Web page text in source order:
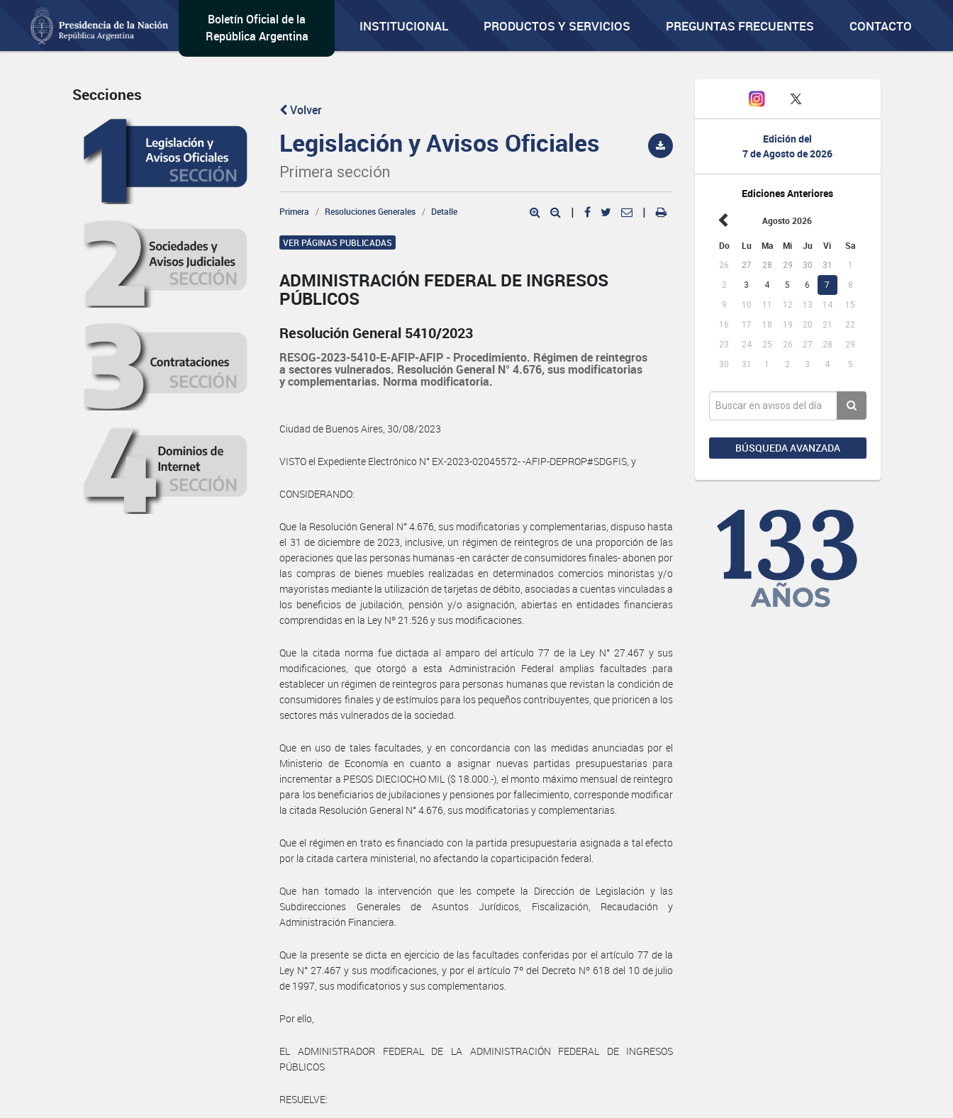
Boletín Oficial de la
República Argentina
INSTITUCIONAL PRODUCTOS Y SERVICIOS PREGUNTAS FRECUENTES CONTACTO
Edición del
7 de Agosto de 2026
Ediciones Anteriores
Agosto 2026
Do Lu Ma Mi Ju Vi Sa
26 27 28 29 30 31
1
2
3 4 5 6 7
8
9
10 11 12 13 14
15
16
17 18 19 20 21
22
23
24 25 26 27 28
29
30
31 1 2 3 4 5
BÚSQUEDA AVANZADA
Secciones
Volver
Legislación y Avisos Oficiales
Primera sección
Primera Resoluciones Generales Detalle | |
VER PÁGINAS PUBLICADAS
ADMINISTRACIÓN FEDERAL DE INGRESOS
PÚBLICOS
Resolución General 5410/2023
RESOG-2023-5410-E-AFIP-AFIP - Procedimiento. Régimen de reintegros
a sectores vulnerados. Resolución General N° 4.676, sus modificatorias
y complementarias. Norma modificatoria.
Ciudad de Buenos Aires, 30/08/2023
VISTO el Expediente Electrónico N° EX-2023-02045572- -AFIP-DEPROP#SDGFIS, y
CONSIDERANDO:
Que la Resolución General N° 4.676, sus modificatorias y complementarias, dispuso hasta
el 31 de diciembre de 2023, inclusive, un régimen de reintegros de una proporción de las
operaciones que las personas humanas -en carácter de consumidores finales- abonen por
las compras de bienes muebles realizadas en determinados comercios minoristas y/o
mayoristas mediante la utilización de tarjetas de débito, asociadas a cuentas vinculadas a
los beneficios de jubilación, pensión y/o asignación, abiertas en entidades financieras
comprendidas en la Ley Nº 21.526 y sus modificaciones.
Que la citada norma fue dictada al amparo del artículo 77 de la Ley N° 27.467 y sus
modificaciones, que otorgó a esta Administración Federal amplias facultades para
establecer un régimen de reintegros para personas humanas que revistan la condición de
consumidores finales y de estímulos para los pequeños contribuyentes, que prioricen a los
sectores más vulnerados de la sociedad.
Que en uso de tales facultades, y en concordancia con las medidas anunciadas por el
Ministerio de Economía en cuanto a asignar nuevas partidas presupuestarias para
incrementar a PESOS DIECIOCHO MIL ($ 18.000.-), el monto máximo mensual de reintegro
para los beneficiarios de jubilaciones y pensiones por fallecimiento, corresponde modificar
la citada Resolución General N° 4.676, sus modificatorias y complementarias.
Que el régimen en trato es financiado con la partida presupuestaria asignada a tal efecto
por la citada cartera ministerial, no afectando la coparticipación federal.
Que han tomado la intervención que les compete la Dirección de Legislación y las
Subdirecciones Generales de Asuntos Jurídicos, Fiscalización, Recaudación y
Administración Financiera.
Que la presente se dicta en ejercicio de las facultades conferidas por el artículo 77 de la
Ley N° 27.467 y sus modificaciones, y por el artículo 7º del Decreto Nº 618 del 10 de julio
de 1997, sus modificatorios y sus complementarios.
Por ello,
EL ADMINISTRADOR FEDERAL DE LA ADMINISTRACIÓN FEDERAL DE INGRESOS
PÚBLICOS
RESUELVE: